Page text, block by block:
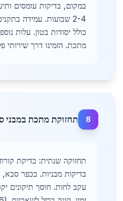
במקום, בדיקות עומסים
מתכת. הזמינו דרך שירותי פלדה.
8 תחזוקת מתכת במבני
תחזוקה שנתית: בדיקת
עקב לחות. חוסך תיקונים